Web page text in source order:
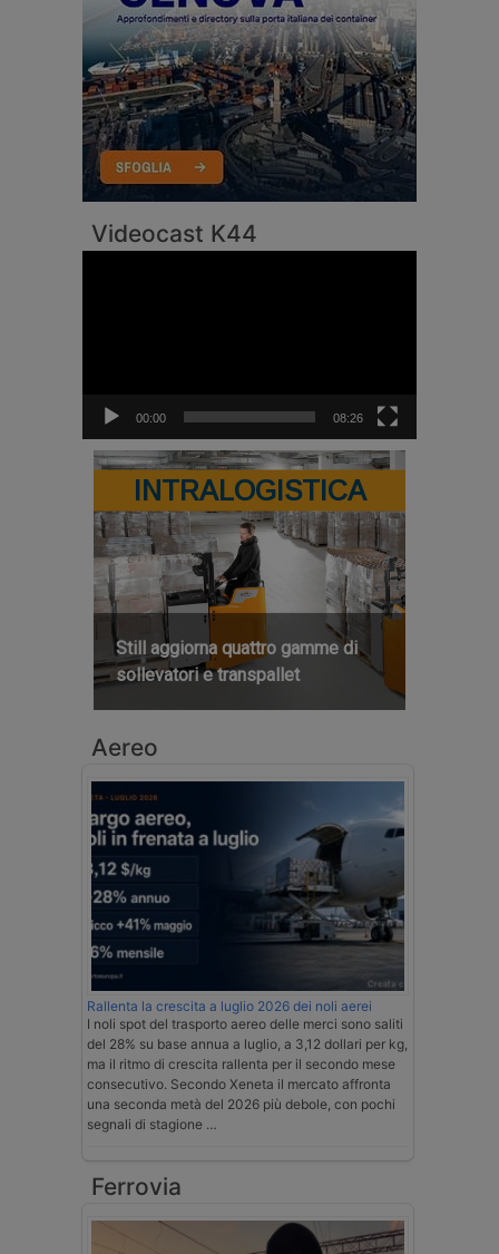
Videocast K44
00:00 08:26
INTRALOGISTICA
Still aggiorna quattro gamme di
sollevatori e transpallet
Aereo
Rallenta la crescita a luglio 2026 dei noli aerei
I noli spot del trasporto aereo delle merci sono saliti
del 28% su base annua a luglio, a 3,12 dollari per kg,
ma il ritmo di crescita rallenta per il secondo mese
consecutivo. Secondo Xeneta il mercato affronta
una seconda metà del 2026 più debole, con pochi
segnali di stagione …
Ferrovia